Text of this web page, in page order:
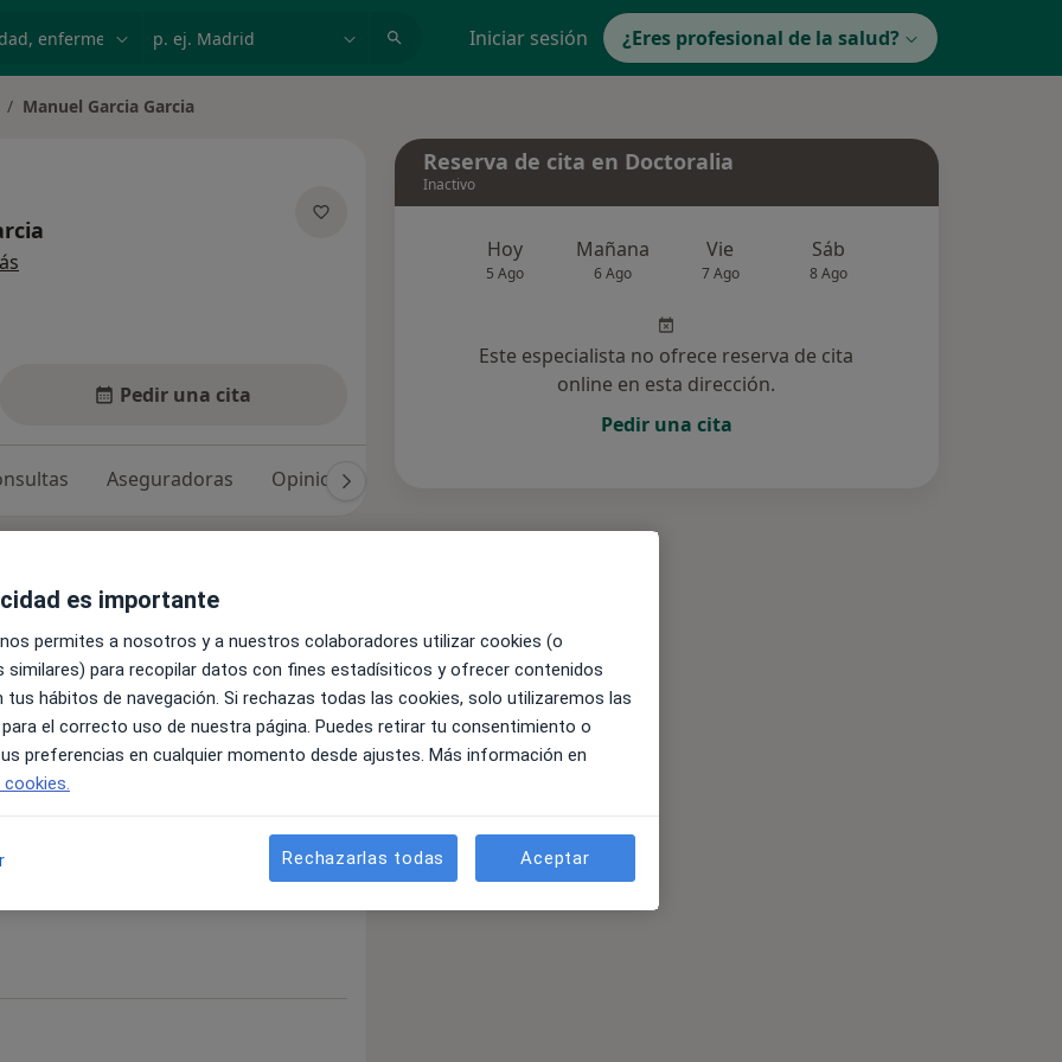
Iniciar sesión ¿Eres profesional de la salud?
de ciudad
Manuel Garcia Garcia
Pedir una cita
Aseguradoras Opiniones (6)
de mama
Reserva de cita en Doctoralia
Inactivo
Hoy
5 Ago
Mañana
6 Ago
Vie
7 Ago
Sáb
8 Ago
Este especialista no ofrece reserva de cita
online en esta dirección.
Pedir una cita
es importante
permites a nosotros y a nuestros colaboradores utilizar cookies (o
similares) para recopilar datos con fines estadísiticos y ofrecer contenidos
tus hábitos de navegación. Si rechazas todas las cookies, solo utilizaremos las
el correcto uso de nuestra página. Puedes retirar tu consentimiento o
preferencias en cualquier momento desde ajustes. Más información en
Rechazarlas todas Aceptar